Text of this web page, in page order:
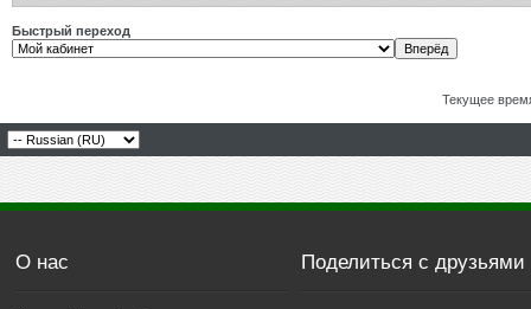
Быстрый переход
Текущее
О нас Поделиться с друзьями